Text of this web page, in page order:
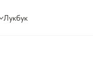
Лукбук